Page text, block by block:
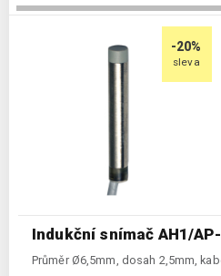
-20%
sleva
Indukční snímač AH1/
Průměr Ø6,5mm, dosah 2,5mm,